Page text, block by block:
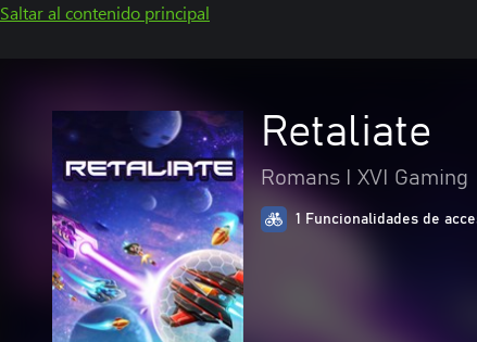
Saltar al contenido principal
Retaliate
Romans I XVI Gaming
1 Funcionalidades de